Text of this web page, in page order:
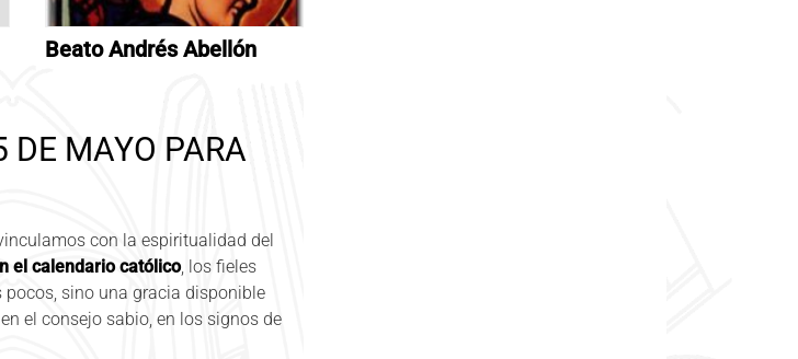
Beato Andrés Abellón
DE MAYO PARA
con la espiritualidad del
el calendario católico, los fieles
sino una gracia disponible
el consejo sabio, en los signos de